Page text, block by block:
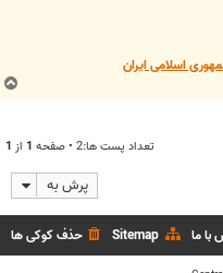
اسلامی ایران
تعداد پست ها:2 • صفحه 1 از 1
پرش به
حذف کوکی ها Sitemap با ما